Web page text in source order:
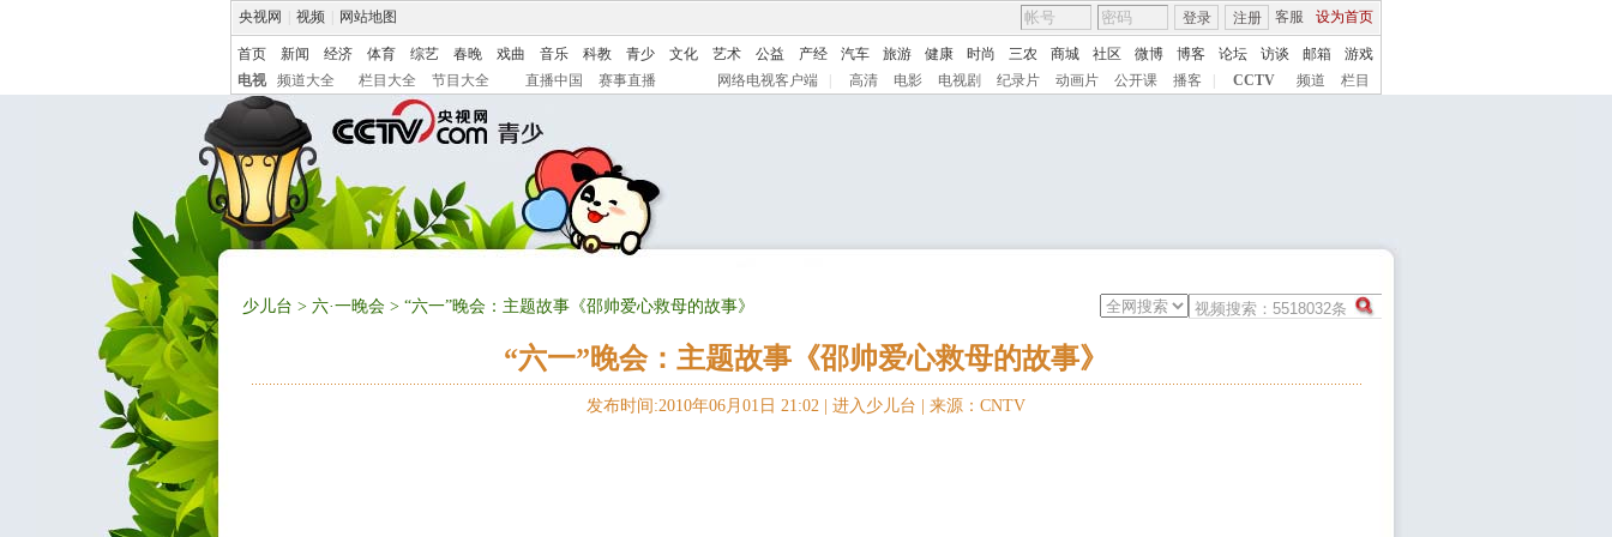
央视网 视频 网站地图 客服 设为首页
登录 注册
首页 新闻 经济 体育 综艺 春晚 戏曲 音乐 科教 青少 文化 艺术 公益 产经 汽车 旅游 健康 时尚 三农 商城 社区 微博 博客 论坛 访谈 邮箱
游戏
电视
频道大全 栏目大全 节目大全 直播中国 赛事直播 网络电视客户端 高清 电影 电视剧 纪录片 动画片 公开课 播客 CCTV 频道 栏目
少儿台 > 六·一晚会 > “六一”晚会：主题故事《邵帅爱心救母的故事》
“六一”晚会：主题故事《邵帅爱心救母的故事》
发布时间:2010年06月01日 21:02 | 进入少儿台 来源：CNTV